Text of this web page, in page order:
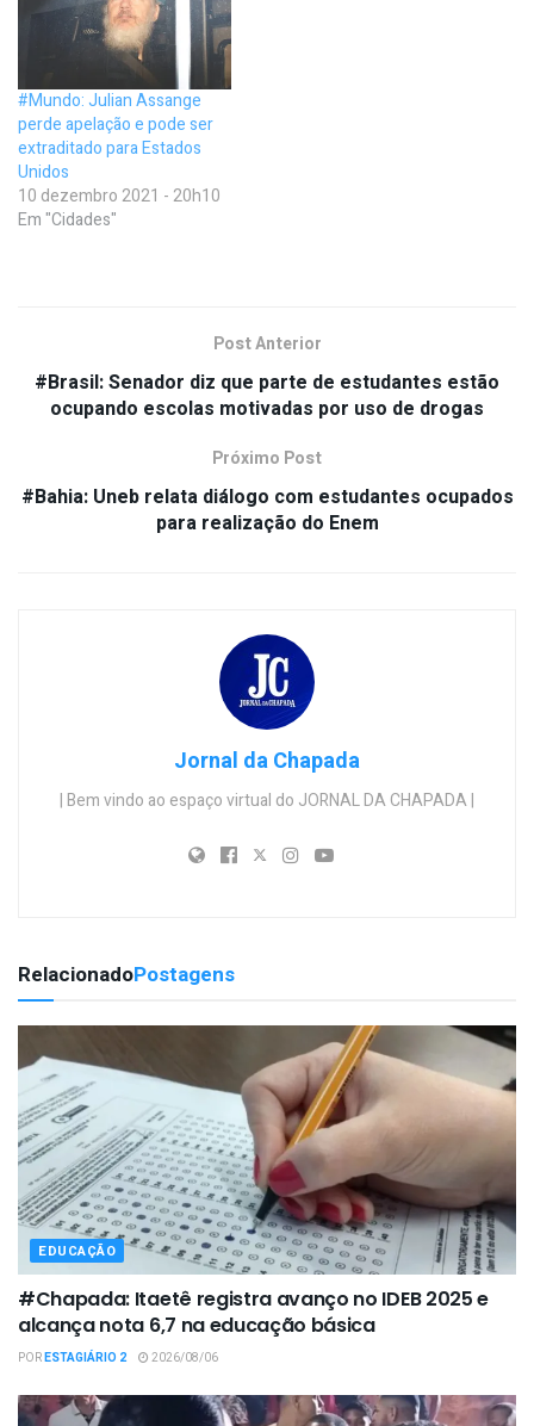
#Mundo: Julian Assange
perde apelação e pode ser
extraditado para Estados
Unidos
10 dezembro 2021 - 20h10
Em "Cidades"
Post Anterior
#Brasil: Senador diz que parte de estudantes estão
ocupando escolas motivadas por uso de drogas
Próximo Post
#Bahia: Uneb relata diálogo com estudantes ocupados
para realização do Enem
Jornal da Chapada
| Bem vindo ao espaço virtual do JORNAL DA CHAPADA |
RelacionadoPostagens
EDUCAÇÃO
#Chapada: Itaetê registra avanço no IDEB 2025 e
alcança nota 6,7 na educação básica
PORESTAGIÁRIO 2 2026/08/06